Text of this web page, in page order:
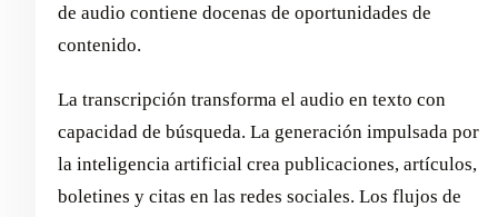
de audio contiene docenas de oportunidades de
contenido.
La transcripción transforma el audio en texto con
capacidad de búsqueda. La generación impulsada por
la inteligencia artificial crea publicaciones, artículos,
boletines y citas en las redes sociales. Los flujos de